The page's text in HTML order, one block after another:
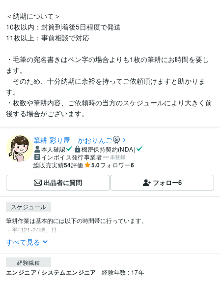
＜納期について＞
10枚以内：封筒到着後5日程度で発送
11枚以上：事前相談で対応
・毛筆の宛名書きはペン字の場合よりも1枚の筆耕にお時間を要し
ます。
そのため、十分納期に余裕を持ってご依頼頂けますと助かりま
す。
・枚数や筆耕内容、ご依頼時の当方のスケジュールにより大きく前
後する場合がございます。
筆耕 彩り屋 かおりんご
本人確認
機密保持契約(NDA)
インボイス発行事業者
未登録
総販売実績54評価 5.0フォロワー6
出品者に質問 フォロー6
スケジュール
筆耕作業は基本的には以下の時間帯に行っています。
・平日21-24時、日...
すべて見る
経験職種
エンジニア / システムエンジニア 経験年数 : 17年